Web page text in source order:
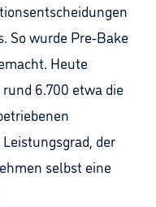
So wurde Pre-Bake
Heute
6.700 etwa die
der
selbst eine